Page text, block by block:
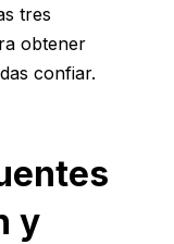
tres
obtener
confiar.
y